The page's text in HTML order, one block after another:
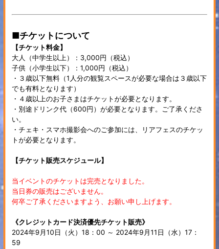
■チケットについて
【チケット料金】
大人（中学生以上）：3,000円（税込）
子供（小学生以下）：1,000円（税込）
・３歳以下無料（1人分の観覧スペースが必要な場合は３歳以下
でも有料となります）
・４歳以上のお子さまはチケットが必要となります。
・別途ドリンク代（600円）が必要となります。ご了承くださ
い。
・チェキ・スマホ撮影会へのご参加には、リアフェスのチケッ
トが必要となります。
【チケット販売スケジュール】
当イベントのチケットは完売となりました。
当日券の販売はございません。
何卒ご了承くださいますよう、お願い申し上げます。
《クレジットカード決済優先チケット販売》
2024年9月10日（火）18：00 ～ 2024年9月11日（水）17：
59